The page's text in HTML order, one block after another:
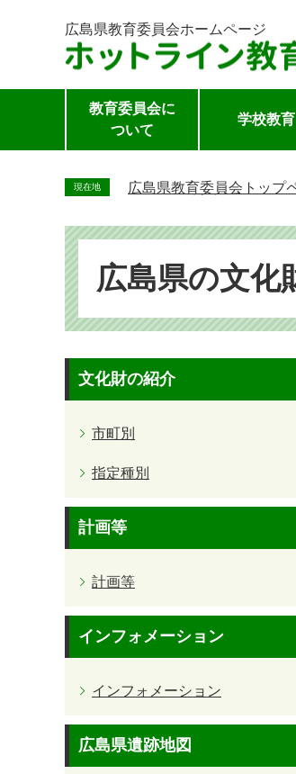
広島県教育委員会ホームページ
教育委員会に
ついて
学校教育
現在地 広島県教育委員会トップ
広島県の文化
文化財の紹介
市町別
指定種別
計画等
計画等
インフォメーション
インフォメーション
広島県遺跡地図